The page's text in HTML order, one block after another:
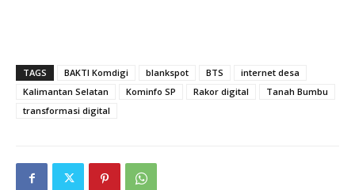
TAGS BAKTI Komdigi blankspot BTS
internet desa
Kalimantan Selatan
Kominfo SP Rakor digital
Tanah Bumbu
transformasi digital